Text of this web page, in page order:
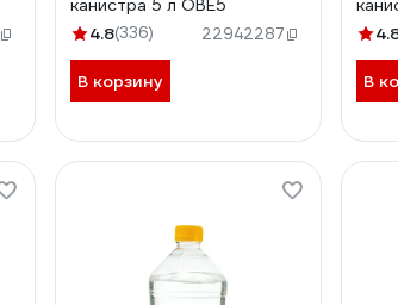
канистра 5 л OBE5
4.8(336) 22942287
В корзину В